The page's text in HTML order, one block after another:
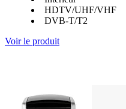
HDTV/UHF/VHF
DVB-T/T2
Voir le produit